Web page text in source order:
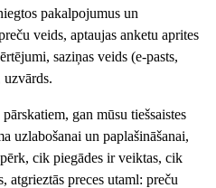
pakalpojumus un
veids, aptaujas anketu aprites
saziņas veids (e-pasts,
uzvārds.
gan mūsu tiešsaistes
uzlabošanai un paplašināšanai,
cik piegādes ir veiktas, cik
atgrieztās preces utaml: preču